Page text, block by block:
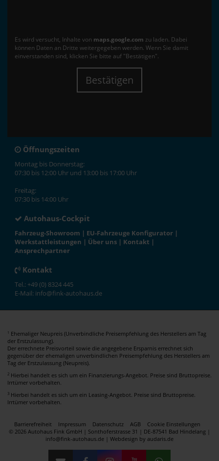
Es wird versucht, Inhalte von maps.google.com zu laden. Dabei
können Daten an Dritte weitergegeben werden. Wenn Sie damit
einverstanden sind, klicken Sie bitte auf "Bestätigen".
Bestätigen
Öffnungszeiten
Montag bis Donnerstag:
07:30 bis 12:00 Uhr und 13:00 bis 17:00 Uhr
Freitag:
07:30 bis 14:00 Uhr
Autohaus-Cockpit
Fahrzeug-Showroom | EU-Fahrzeuge Konfigurator |
Werkstattleistungen | Über uns | Kontakt |
Ansprechpartner
Kontakt
Tel.: +49 (0) 8324 445
E-Mail: info@fink-autohaus.de
1 Ehemaliger Neupreis (Unverbindliche Preisempfehlung des Herstellers am Tag
der Erstzulassung).
Der errechnete Preisvorteil sowie die angegebene Ersparnis errechnet sich
gegenüber der ehemaligen unverbindlichen Preisempfehlung des Herstellers am
Tag der Erstzulassung (Neupreis).
2 Hierbei handelt es sich um ein Finanzierungs-Angebot. Preise sind Bruttopreise.
Irrtümer vorbehalten.
3 Hierbei handelt es sich um ein Leasing-Angebot. Preise sind Bruttopreise.
Irrtümer vorbehalten.
Barrierefreiheit Impressum Datenschutz AGB
Cookie Einstellungen
© 2026 Autohaus Fink GmbH | Sonthoferstrasse 31 | DE-87541 Bad Hindelang |
info@fink-autohaus.de | Webdesign by audaris.de